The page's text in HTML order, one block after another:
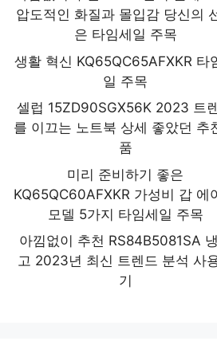
압도적인 화질과 몰입감 당신의
은 타임세일 주목
생활 혁신 KQ65QC65AFXKR 타
일 주목
셀럽 15ZD90SGX56K 2023 트
를 이끄는 노트북 상세 좋았던 추
품
미리 준비하기 좋은
KQ65QC60AFXKR 가성비 갑 에
모델 5가지 타임세일 주목
아낌없이 추천 RS84B5081SA
고 2023년 최신 트렌드 분석 사
기